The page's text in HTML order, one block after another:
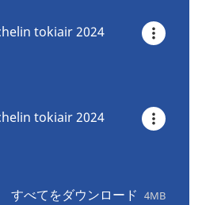
tokiair 2024
tokiair 2024
すべてをダウンロード 4MB